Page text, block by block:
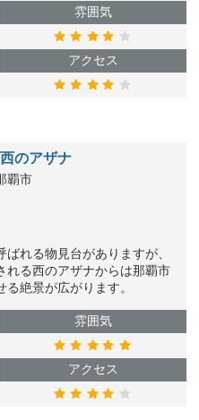
雰囲気
アクセス
のアザナ
覇市
れる物見台がありますが、
れる西のアザナからは那覇市
絶景が広がります。
雰囲気
アクセス